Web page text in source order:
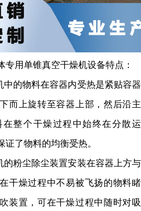
专用单锥真空干燥机设备特点：
中的物料在容器内受热是紧贴容器
而上旋转至容器上部，然后沿主
整个干燥过程中始终在分散运
了物料的均衡受热。
的粉尘除尘装置安装在容器上方与
干燥过程中不易被飞扬的物料睹
装置，可在干燥过程中随时对吸